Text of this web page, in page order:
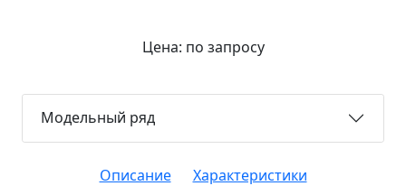
Цена: по запросу
Модельный ряд
Описание Характеристики